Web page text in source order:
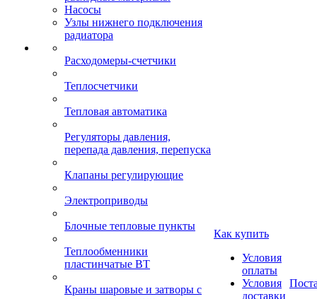
Насосы
Узлы нижнего подключения
радиатора
Расходомеры-счетчики
Теплосчетчики
Тепловая автоматика
Регуляторы давления,
перепада давления, перепуска
Клапаны регулирующие
Электроприводы
Блочные тепловые пункты
Теплообменники
пластинчатые ВТ
Краны шаровые и затворы с
Как купить
Условия
оплаты
Условия
доставки